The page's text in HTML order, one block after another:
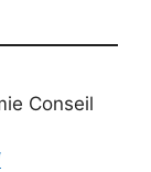
Conseil